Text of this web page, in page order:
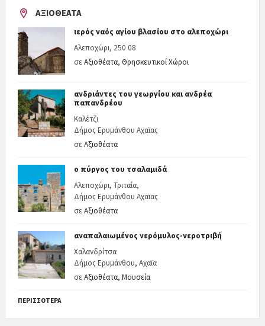
ΑΞΙΟΘΈΑΤΑ
ιερός ναός αγίου βλασίου στο αλεποχώρι
Αλεποχώρι, 250 08
σεΑξιοθέατα, Θρησκευτικοί Χώροι
ανδριάντες του γεωργίου και ανδρέα
παπανδρέου
Καλέτζι
Δήμος Ερυμάνθου Αχαϊας
σεΑξιοθέατα
ο πύργος του τσαλαμιδά
Αλεποχώρι, Τριταία,
Δήμος Ερυμάνθου Αχαϊας
σεΑξιοθέατα
αναπαλαιωμένος νερόμυλος-νεροτριβή
Χαλανδρίτσα
Δήμος Ερυμάνθου, Αχαϊα
σεΑξιοθέατα, Μουσεία
ΠΕΡΙΣΣΌΤΕΡΑ